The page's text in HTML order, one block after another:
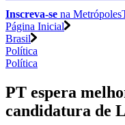
Inscreva-se na
Página Inicial
Brasil
Política
Política
PT espera
candidatura de